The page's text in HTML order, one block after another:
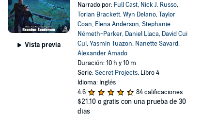
Vista previa
Narrado por: Full Cast, Nick J. Russo,
Torian Brackett,Wyn Delano,Taylor
Coan, Elena Anderson,Stephanie
Németh-Parker, Daniel Llaca, David Cui
Cui,Yasmin Tuazon, Nanette Savard,
Alexander Amado
Duración: 10 h y 10 m
Serie:Secret Projects, Libro 4
Idioma: Inglés
4.6
84 calificaciones
$21.10 o gratis con una prueba de 30
días